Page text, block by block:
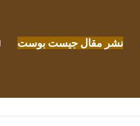
نشر مقال جيست بوست